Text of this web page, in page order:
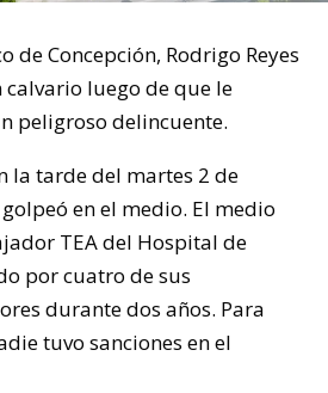
de Concepción, Rodrigo Reyes
luego de que le
peligroso delincuente.
la tarde del martes 2 de
en el medio. El medio
TEA del Hospital de
por cuatro de sus
durante dos años. Para
tuvo sanciones en el